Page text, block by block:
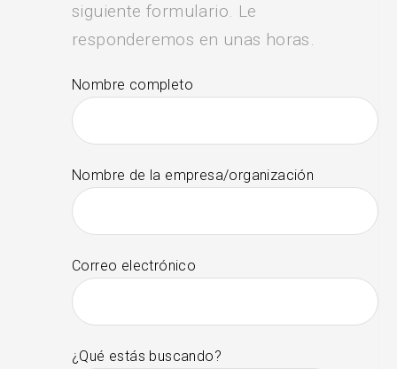
siguiente formulario. Le
responderemos en unas horas.
Nombre completo
Nombre de la empresa/organización
Correo electrónico
¿Qué estás buscando?